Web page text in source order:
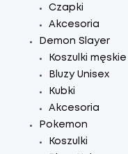
Czapki
Akcesoria
Demon Slayer
Koszulki męskie
Bluzy Unisex
Kubki
Akcesoria
Pokemon
Koszulki